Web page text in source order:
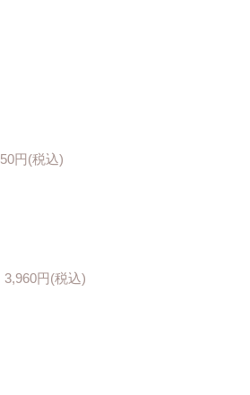
円(税込)
3,960円(税込)